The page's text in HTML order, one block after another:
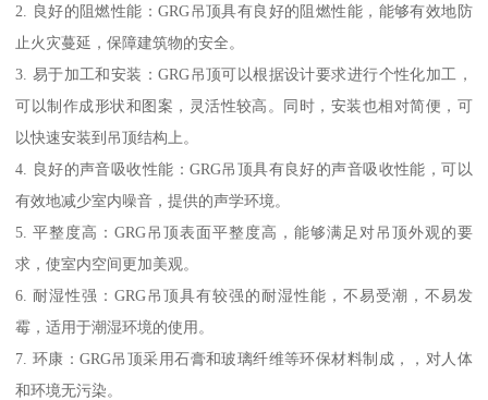
2. 良好的阻燃性能：GRG吊顶具有良好的阻燃性能，能够有效地防
止火灾蔓延，保障建筑物的安全。
3. 易于加工和安装：GRG吊顶可以根据设计要求进行个性化加工，
可以制作成形状和图案，灵活性较高。同时，安装也相对简便，可
以快速安装到吊顶结构上。
4. 良好的声音吸收性能：GRG吊顶具有良好的声音吸收性能，可以
有效地减少室内噪音，提供的声学环境。
5. 平整度高：GRG吊顶表面平整度高，能够满足对吊顶外观的要
求，使室内空间更加美观。
6. 耐湿性强：GRG吊顶具有较强的耐湿性能，不易受潮，不易发
霉，适用于潮湿环境的使用。
7. 环康：GRG吊顶采用石膏和玻璃纤维等环保材料制成，，对人体
和环境无污染。